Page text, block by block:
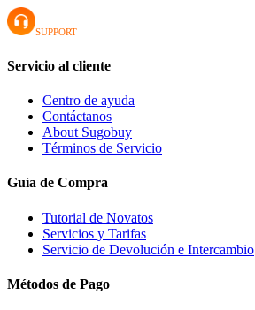
SUPPORT
Servicio al cliente
Centro de ayuda
Contáctanos
About Sugobuy
Términos de Servicio
Guía de Compra
Tutorial de Novatos
Servicios y Tarifas
Servicio de Devolución e Intercambio
Métodos de Pago